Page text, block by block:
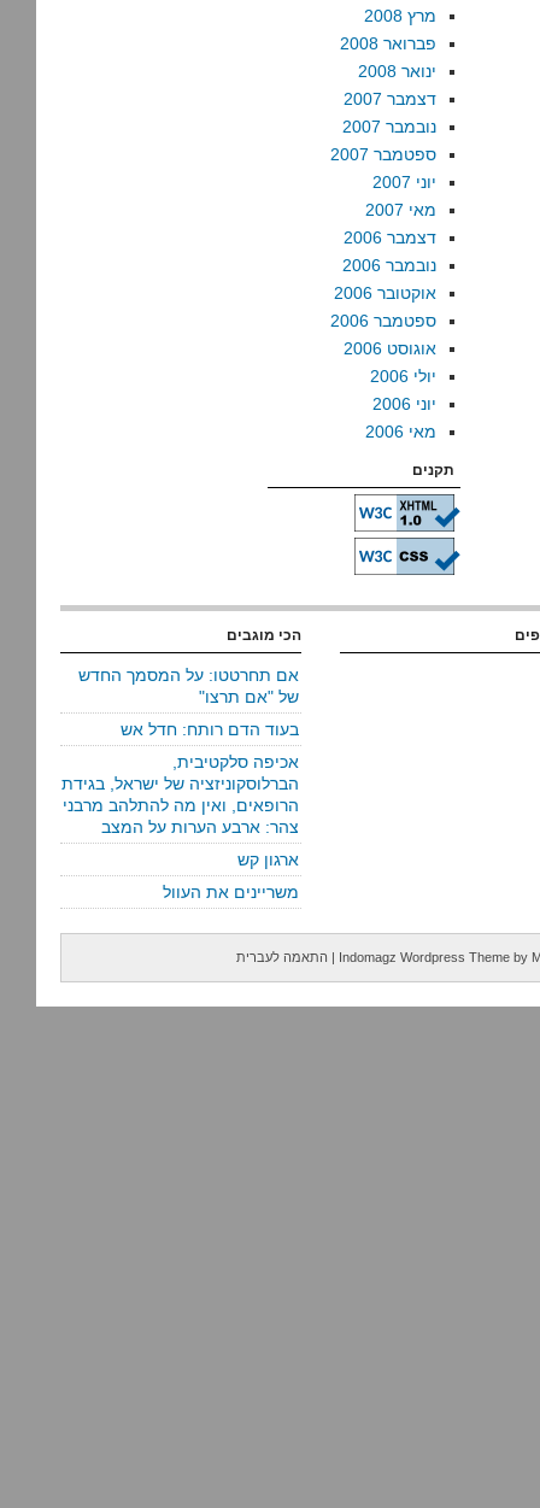
מרץ 2008
פברואר 2008
ינואר 2008
דצמבר 2007
נובמבר 2007
ספטמבר 2007
יוני 2007
מאי 2007
דצמבר 2006
נובמבר 2006
אוקטובר 2006
ספטמבר 2006
אוגוסט 2006
יולי 2006
יוני 2006
מאי 2006
תקנים
הכי מוגבים
אם תחרטטו: על המסמך החדש
של "אם תרצו"
בעוד הדם רותח: חדל אש
אכיפה סלקטיבית,
הברלוסקוניזציה של ישראל, בגידת
הרופאים, ואין מה להתלהב מרבני
צהר: ארבע הערות על המצב
ארגון קש
משריינים את העוול
Indomagz Wordpress Theme by
| התאמה לעברית